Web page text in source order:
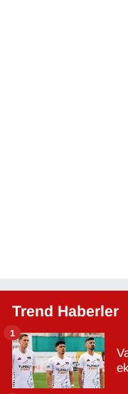
Trend Haberler
1